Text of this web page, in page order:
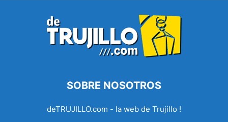
SOBRE NOSOTROS
deTRUJILLO.com - la web de Trujillo !